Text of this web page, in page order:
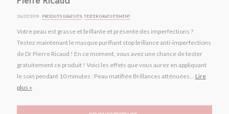
26/07/2019 · PRODUITS GRATUITS,TESTER GRATUITEMENT
Votre peau est grasse et brillante et présente des imperfections ?
Testez maintenant le masque purifiant stop brillance anti-imperfections
de Dr Pierre Ricaud ! En ce moment, vous avez une chance de tester
gratuitement ce produit ! Voici les effets que vous aurez en appliquant
le soin pendant 10 minutes : Peau matifiée Brillances atténuées... Lire
plus »